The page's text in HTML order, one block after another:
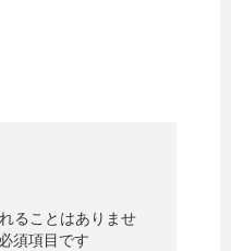
ることはありませ
須項目です